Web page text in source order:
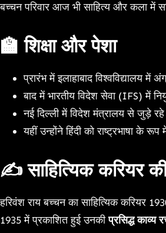
बच्चन परिवार आज भी साहित्य और कला में
🏫 शिक्षा और पेशा
प्रारंभ में इलाहाबाद विश्वविद्यालय में
बाद में भारतीय विदेश सेवा (IFS) में
नई दिल्ली में विदेश मंत्रालय से जुड़े रहे
यहीं उन्होंने हिंदी को राष्ट्रभाषा के
✍️ साहित्यिक करियर
हरिवंश राय बच्चन का साहित्यिक करियर
1935 में प्रकाशित हुई उनकीप्रसिद्ध काव्य